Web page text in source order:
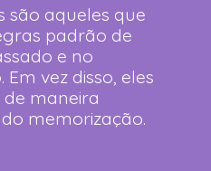
são aqueles que
padrão de
e no
vez disso, eles
maneira
memorização.